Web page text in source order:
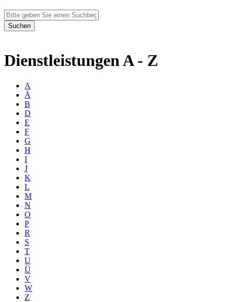
Dienstleistungen A - Z
A
Ä
B
D
E
F
G
H
I
J
K
L
M
N
O
P
R
S
T
U
Ü
V
W
Z